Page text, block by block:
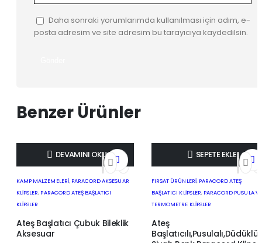
Daha sonraki yorumlarımda kullanılması için adım, e-
posta adresim ve site adresim bu tarayıcıya kaydedilsin.
Benzer Ürünler
STOKTA YOK
DEVAMINI OKU
KAMP MALZEMELERİ, PARACORD AKSESUAR
KLIPSLER, PARACORD ATEŞ BAŞLATICI
KLIPSLER
Ateş Başlatıcı Çubuk Bileklik
Aksesuar
SEPETE EKLE
FIRSAT ÜRÜNLERİ, PARACORD ATEŞ
BAŞLATICI KLIPSLER, PARACORD PUSULA VE
TERMOMETRE KLIPSLER
Ateş
Başlatıcılı,Pusulalı,Düdüklü